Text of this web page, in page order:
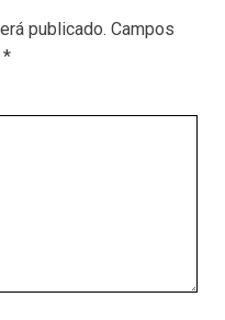
publicado. Campos
*